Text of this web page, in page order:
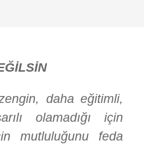
daha eğitimli,
olamadığı için
mutluluğunu feda